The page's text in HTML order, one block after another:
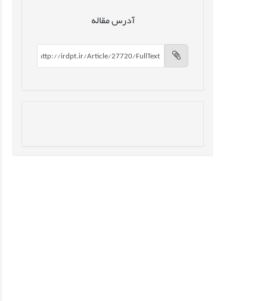
آدرس مقاله